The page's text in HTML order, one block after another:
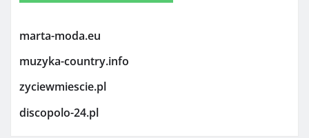
marta-moda.eu
muzyka-country.info
zyciewmiescie.pl
discopolo-24.pl